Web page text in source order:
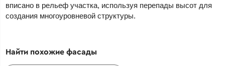
вписано в рельеф участка, используя перепады высот для
создания многоуровневой структуры.
Найти похожие фасады